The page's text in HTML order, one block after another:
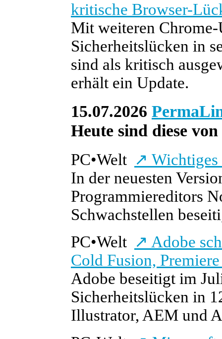
kritische Browser-
Mit weiteren
Sicherheitslücken in
sind als kritisch
erhält ein Update.
15.07.2026
Heute sind diese
PC•Welt ↗
In der neuesten
Programmiereditors
Schwachstellen
PC•Welt ↗ Adobe
Cold Fusion,
Adobe beseitigt im
Sicherheitslücken in
Illustrator, AEM und